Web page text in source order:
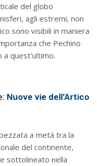
del globo
agli estremi, non
sono visibili in maniera
che Pechino
quest’ultimo.
Nuove vie dell’Artico
a metà tra la
del continente,
sottolineato nella